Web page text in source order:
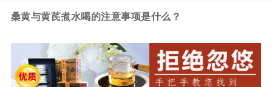
桑黄与黄芪煮水喝的注意事项是什么？